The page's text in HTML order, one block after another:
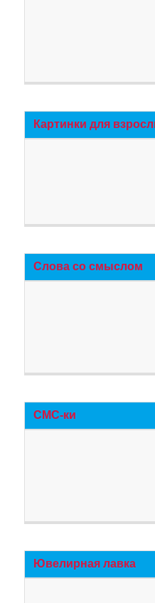
Картинки для
Слова со смыслом
СМС-ки
Ювелирная лавка